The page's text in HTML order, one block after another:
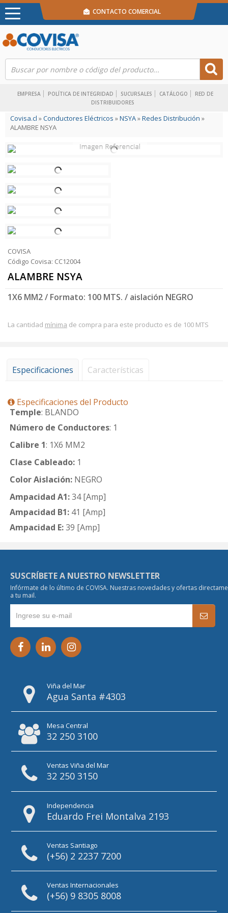
EMPRESA POLÍTICA DE INTEGRIDAD SUCURSALES CATÁLOGO
RED DE
DISTRIBUIDORES
CONTACTO COMERCIAL
Covisa.cl »Conductores Eléctricos »NSYA»Redes Distribución »
ALAMBRE NSYA
COVISA
Código Covisa: CC12004
ALAMBRE NSYA
1X6 MM2 / Formato: 100 MTS. / aislación NEGRO
La cantidad mínima de compra para este producto es de 100 MTS
Especificaciones Características
Especificaciones del Producto
Temple: BLANDO
Número de Conductores: 1
Calibre 1: 1X6 MM2
Clase Cableado: 1
Color Aislación: NEGRO
Ampacidad A1:34 [Amp]
Ampacidad B1: 41 [Amp]
Ampacidad E:39 [Amp]
SUSCRÍBETE A NUESTRO NEWSLETTER
Infórmate de lo último de COVISA. Nuestras novedades y ofertas
a tu mail.
Viña del Mar
Agua Santa #4303
Mesa Central
32 250 3100
Ventas Viña del Mar
32 250 3150
Independencia
Eduardo Frei Montalva 2193
Ventas Santiago
(+56) 2 2237 7200
Ventas Internacionales
(+56) 9 8305 8008